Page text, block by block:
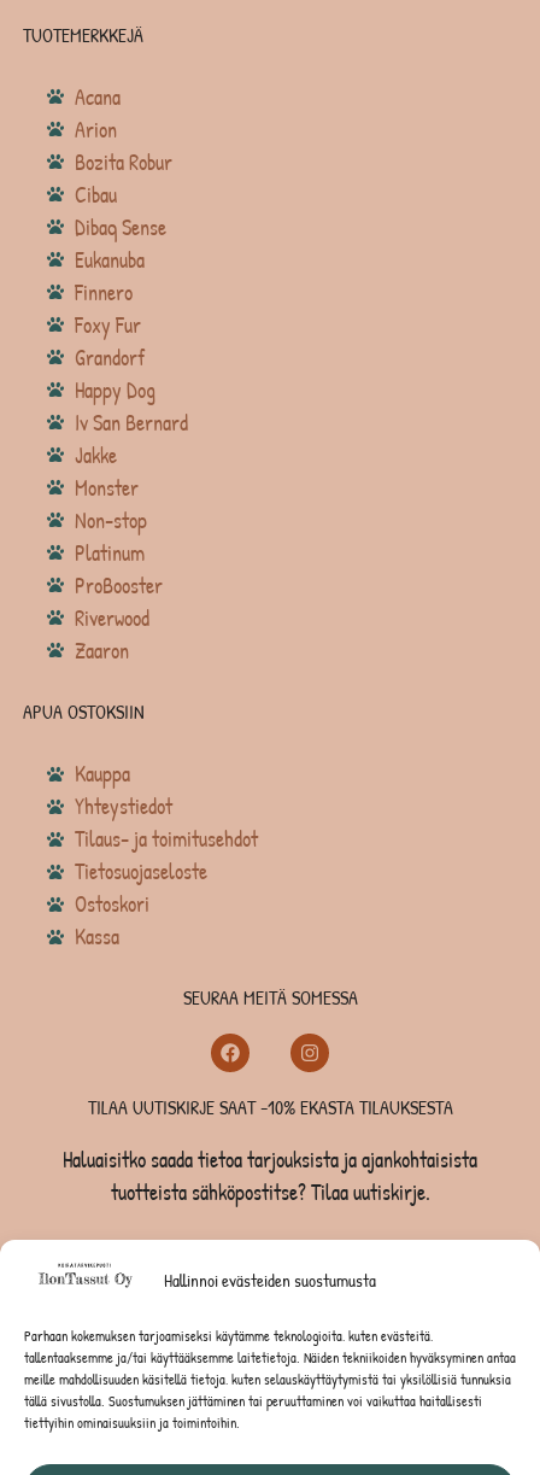
Hallinnoi evästeiden suostumusta
Parhaan kokemuksen tarjoamiseksi käytämme teknologioita, kuten evästeitä,
tallentaaksemme ja/tai käyttääksemme laitetietoja. Näiden tekniikoiden hyväksyminen antaa
meille mahdollisuuden käsitellä tietoja, kuten selauskäyttäytymistä tai yksilöllisiä tunnuksia
tällä sivustolla. Suostumuksen jättäminen tai peruuttaminen voi vaikuttaa haitallisesti
tiettyihin ominaisuuksiin ja toimintoihin.
TUOTEMERKKEJÄ
Acana
Arion
Bozita Robur
Cibau
Dibaq Sense
Eukanuba
Finnero
Foxy Fur
Grandorf
Happy Dog
Iv San Bernard
Jakke
Monster
Non-stop
Platinum
ProBooster
Riverwood
Zaaron
APUA OSTOKSIIN
Kauppa
Yhteystiedot
Tilaus- ja toimitusehdot
Tietosuojaseloste
Ostoskori
Kassa
SEURAA MEITÄ SOMESSA
TILAA UUTISKIRJE SAAT -10% EKASTA TILAUKSESTA
Haluaisitko saada tietoa tarjouksista ja ajankohtaisista
tuotteista sähköpostitse? Tilaa uutiskirje.
TILAA UUTISKIRJE -SAAT -10% EKASTA TILAUKSESTA
KISSOILLE
JYRSIJÖILLE